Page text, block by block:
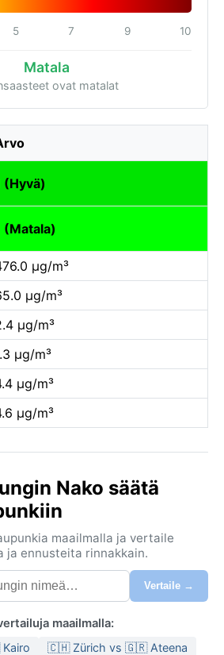
5 7 9 10
Matala
ovat matalat
(Hyvä)
(Matala)
µg/m³
µg/m³
µg/m³
µg/m³
µg/m³
µg/m³
Nako säätä
maailmalla ja vertaile
ja ennusteita rinnakkain.
Vertaile →
maailmalla:
🇨🇭 Zürich vs 🇬🇷 Ateena